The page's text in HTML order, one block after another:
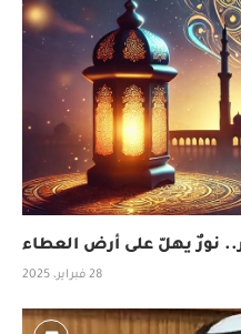
نورٌ يهلّ على أرض العطاء
28 فبراير، 2025